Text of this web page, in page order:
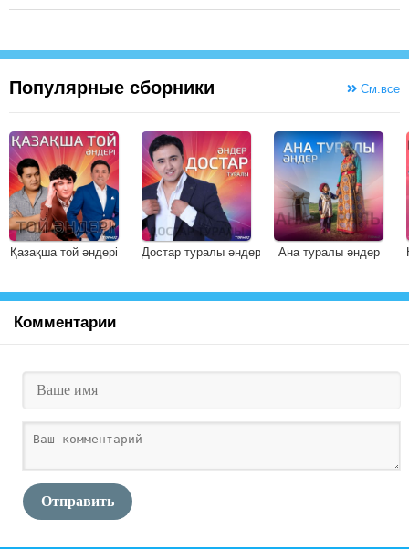
Популярные сборники См.все
Қазақша той әндері Достар туралы әндер Ана туралы әндер
Комментарии
Отправить